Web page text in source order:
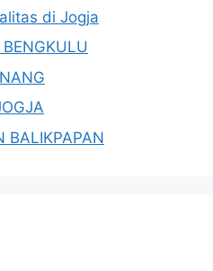
di Jogja
BALIKPAPAN